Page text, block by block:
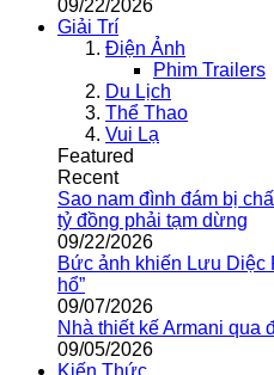
09/22/2026
Giải Trí
Điện Ảnh
Phim Trailers
Du Lịch
Thể Thao
Vui Lạ
Featured
Recent
Sao nam đình đám bị
tỷ đồng phải tạm dừng
09/22/2026
Bức ảnh khiến Lưu Diệc
hổ”
09/07/2026
Nhà thiết kế Armani qua
09/05/2026
Kiến Thức